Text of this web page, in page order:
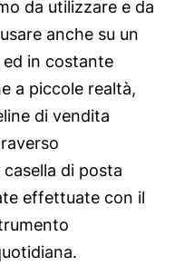
da utilizzare e da
anche su un
in costante
a piccole realtà,
di vendita
di posta
effettuate con il